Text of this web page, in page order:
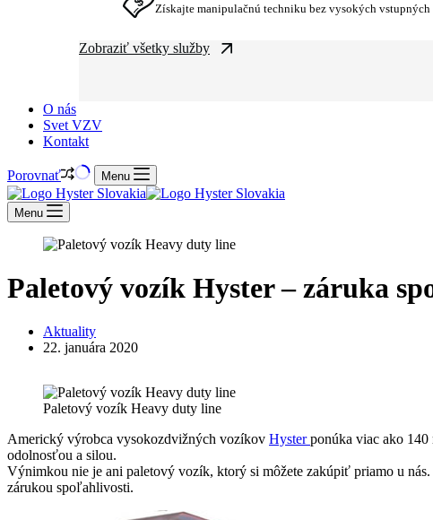
Získajte manipulačnú techniku bez vysokých vstupných
Zobraziť všetky služby
O nás
Svet VZV
Kontakt
Porovnať Menu
Menu
Paletový vozík Hyster – záruka
Aktuality
22. januára 2020
Paletový vozík Heavy duty line
Americký výrobca vysokozdvižných vozíkov Hysterponúka viac ako
odolnosťou a silou.
Výnimkou nie je ani paletový vozík, ktorý si môžete zakúpiť priamo u
zárukou spoľahlivosti.